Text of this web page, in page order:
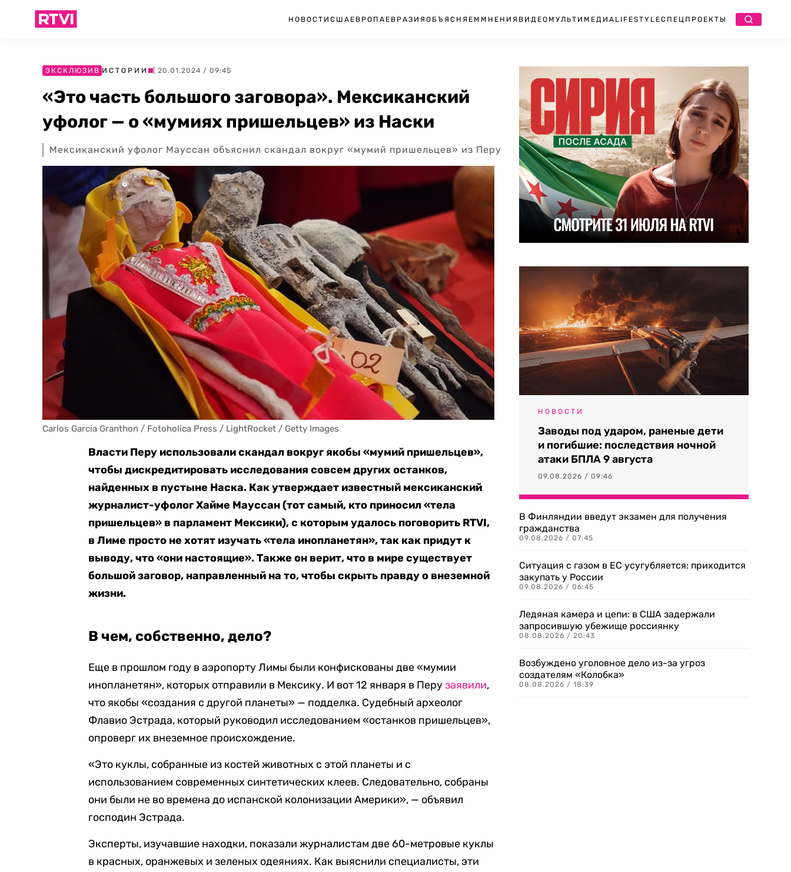
НОВОСТИ США ЕВРОПА ЕВРАЗИЯ ОБЪЯСНЯЕМ МНЕНИЯ ВИДЕО МУЛЬТИМЕДИА LIFESTYLEСПЕЦПРОЕКТЫ
ЭКСКЛЮЗИВ ИСТОРИИ | 20.01.2024 / 09:45
«Это часть большого заговора». Мексиканский
уфолог — о «мумиях пришельцев» из Наски
Мексиканский уфолог Мауссан объяснил скандал вокруг «мумий пришельцев» из Перу
Carlos Garcia Granthon / Fotoholica Press / LightRocket / Getty Images
Власти Перу использовали скандал вокруг якобы «мумий пришельцев»,
чтобы дискредитировать исследования совсем других останков,
найденных в пустыне Наска. Как утверждает известный мексиканский
журналист-уфолог Хайме Мауссан (тот самый, кто приносил «тела
пришельцев» в парламент Мексики), с которым удалось поговорить RTVI,
в Лиме просто не хотят изучать «тела инопланетян», так как придут к
выводу, что «они настоящие». Также он верит, что в мире существует
большой заговор, направленный на то, чтобы скрыть правду о внеземной
жизни.
В чем, собственно, дело?
Еще в прошлом году в аэропорту Лимы были конфискованы две «мумии
инопланетян», которых отправили в Мексику. И вот 12 января в Перузаявили,
что якобы «создания с другой планеты» — подделка. Судебный археолог
Флавио Эстрада, который руководил исследованием «останков пришельцев»,
опроверг их внеземное происхождение.
«Это куклы, собранные из костей животных с этой планеты и с
использованием современных синтетических клеев. Следовательно, собраны
они были не во времена до испанской колонизации Америки», — объявил
господин Эстрада.
Эксперты, изучавшие находки, показали журналистам две 60-метровые куклы
в красных, оранжевых и зеленых одеяниях. Как выяснили специалисты, эти
НОВОСТИ
Заводы под ударом, раненые дети
и погибшие: последствия ночной
атаки БПЛА 9 августа
09.08.2026 / 09:46
В Финляндии введут экзамен для получения
гражданства
09.08.2026 / 07:45
Ситуация с газом в ЕС усугубляется: приходится
закупать у России
09.08.2026 / 06:45
Ледяная камера и цепи: в США задержали
запросившую убежище россиянку
08.08.2026 / 20:43
Возбуждено уголовное дело из-за угроз
создателям «Колобка»
08.08.2026 / 18:39